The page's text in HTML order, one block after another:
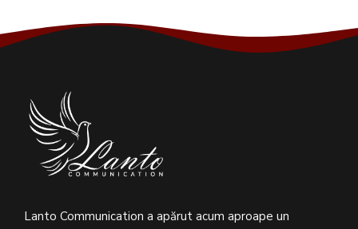
Lanto Communication a apărut acum aproape un